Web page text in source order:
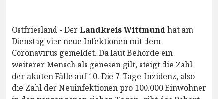
Ostfriesland - DerLandkreis Wittmundhat am
Dienstag vier neue Infektionen mit dem
Coronavirus gemeldet. Da laut Behörde ein
weiterer Mensch als genesen gilt, steigt die Zahl
der akuten Fälle auf 10. Die 7-Tage-Inzidenz, also
die Zahl der Neuinfektionen pro 100.000 Einwohner